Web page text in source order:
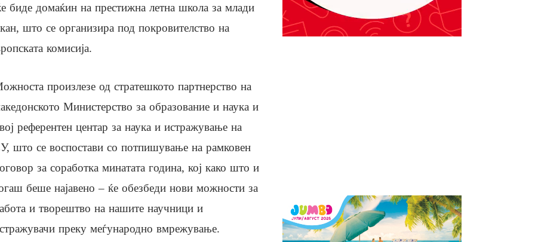
биде домаќин на престижна летна школа за млади
што се организира под покровителство на
комисија.
произлезе од стратешкото партнерство на
Министерство за образование и наука и
референтен центар за наука и истражување на
што се воспостави со потпишување на рамковен
за соработка минатата година, кој како што и
беше најавено – ќе обезбеди нови можности за
и творештво на нашите научници и
преку меѓународно вмрежување.